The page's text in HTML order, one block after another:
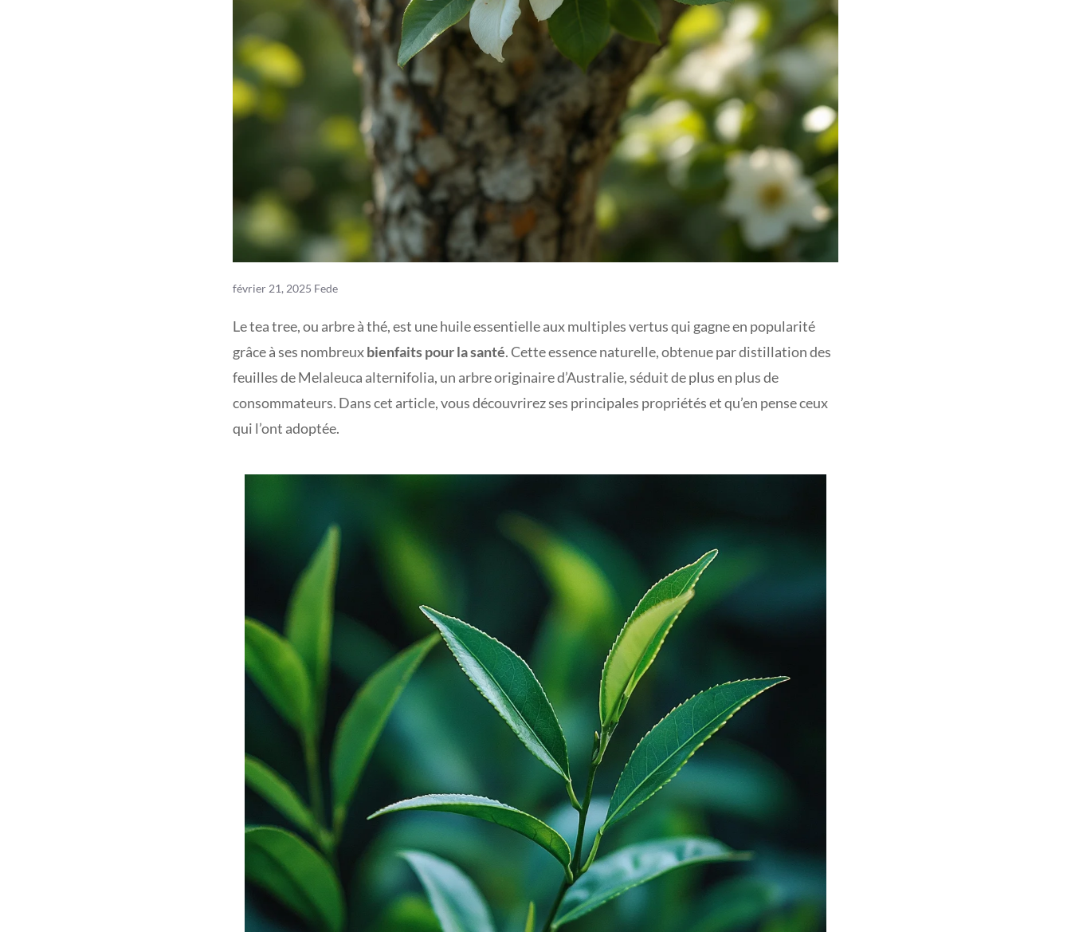
février 21, 2025 Fede
Le tea tree, ou arbre à thé, est une huile essentielle aux multiples vertus qui gagne en popularité
grâce à ses nombreuxbienfaits pour la santé. Cette essence naturelle, obtenue par distillation des
feuilles de Melaleuca alternifolia, un arbre originaire d’Australie, séduit de plus en plus de
consommateurs. Dans cet article, vous découvrirez ses principales propriétés et qu’en pense ceux
qui l’ont adoptée.